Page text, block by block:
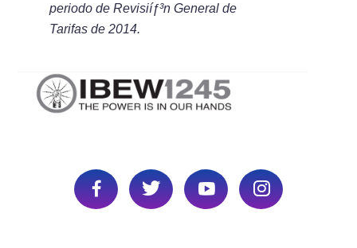
periodo de Revisiíƒ³n General de
Tarifas de 2014.